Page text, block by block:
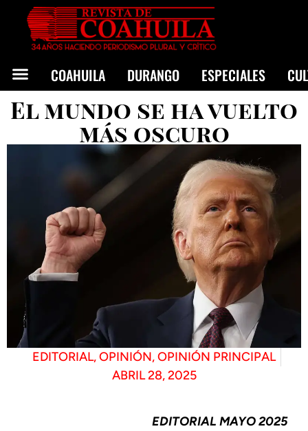
COAHUILA DURANGO ESPECIALES
El mundo se ha vuelto
más oscuro
EDITORIAL,OPINIÓN,OPINIÓN PRINCIPAL
ABRIL 28, 2025
EDITORIAL MAYO 2025